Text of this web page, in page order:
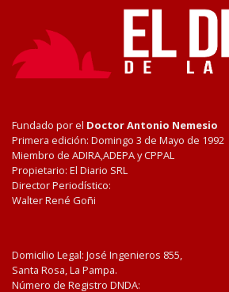
Fundado por el Doctor Antonio Nemesio
Primera edición: Domingo 3 de Mayo de 1992
Miembro de ADIRA,ADEPA y CPPAL
Propietario: El Diario SRL
Director Periodístico:
Walter René Goñi
Domicilio Legal: José Ingenieros 855,
Santa Rosa, La Pampa.
Número de Registro DNDA: